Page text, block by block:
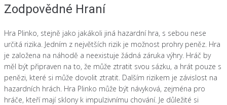
Zodpovědné Hraní
Hra Plinko, stejně jako jakákoli jiná hazardní hra, s sebou nese
určitá rizika. Jedním z největších rizik je možnost prohry peněz. Hra
je založena na náhodě a neexistuje žádná záruka výhry. Hráč by
měl být připraven na to, že může ztratit svou sázku, a hrát pouze s
penězi, které si může dovolit ztratit. Dalším rizikem je závislost na
hazardních hrách. Hra Plinko může být návyková, zejména pro
hráče, kteří mají sklony k impulzivnímu chování. Je důležité si